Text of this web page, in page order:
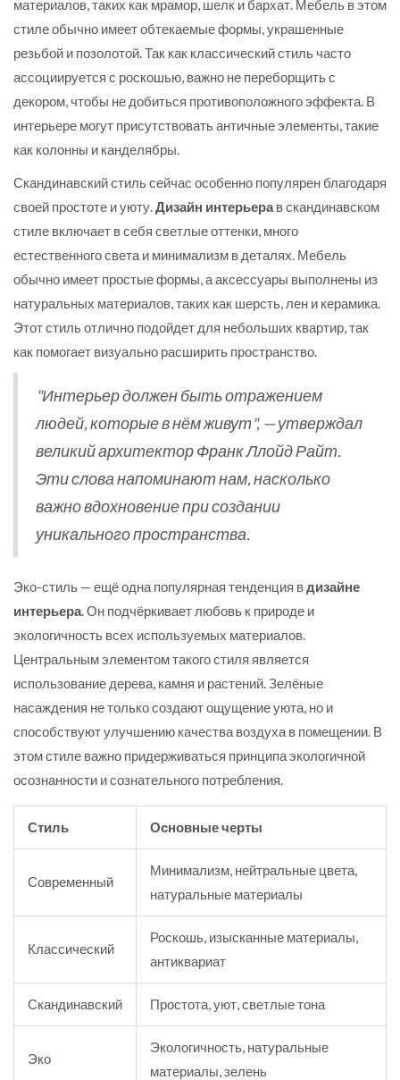
материалов, таких как мрамор, шелк и бархат. Мебель в этом
стиле обычно имеет обтекаемые формы, украшенные
резьбой и позолотой. Так как классический стиль часто
ассоциируется с роскошью, важно не переборщить с
декором, чтобы не добиться противоположного эффекта. В
интерьере могут присутствовать античные элементы, такие
как колонны и канделябры.
Скандинавский стиль сейчас особенно популярен благодаря
своей простоте и уюту.Дизайн интерьерав скандинавском
стиле включает в себя светлые оттенки, много
естественного света и минимализм в деталях. Мебель
обычно имеет простые формы, а аксессуары выполнены из
натуральных материалов, таких как шерсть, лен и керамика.
Этот стиль отлично подойдет для небольших квартир, так
как помогает визуально расширить пространство.
"Интерьер должен быть отражением
людей, которые в нём живут", — утверждал
великий архитектор Франк Ллойд Райт.
Эти слова напоминают нам, насколько
важно вдохновение при создании
уникального пространства.
Эко-стиль — ещё одна популярная тенденция вдизайне
интерьера. Он подчёркивает любовь к природе и
экологичность всех используемых материалов.
Центральным элементом такого стиля является
использование дерева, камня и растений. Зелёные
насаждения не только создают ощущение уюта, но и
способствуют улучшению качества воздуха в помещении. В
этом стиле важно придерживаться принципа экологичной
осознанности и сознательного потребления.
Стиль Основные черты
Современный
Минимализм, нейтральные цвета,
натуральные материалы
Классический
Роскошь, изысканные материалы,
антиквариат
Скандинавский Простота, уют, светлые тона
Эко
Экологичность, натуральные
материалы, зелень